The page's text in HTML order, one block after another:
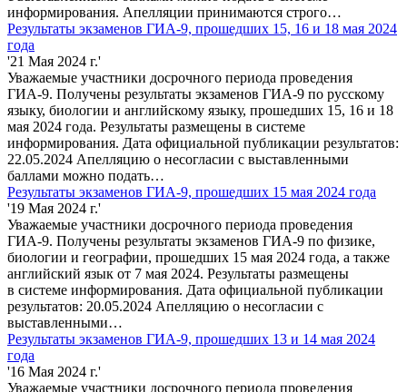
информирования. Апелляции принимаются строго…
Результаты экзаменов ГИА-9, прошедших 15, 16 и 18 мая 2024
года
'21 Мая 2024 г.'
Уважаемые участники досрочного периода проведения
ГИА-9. Получены результаты экзаменов ГИА-9 по русскому
языку, биологии и английскому языку, прошедших 15, 16 и 18
мая 2024 года. Результаты размещены в системе
информирования. Дата официальной публикации результатов:
22.05.2024 Апелляцию о несогласии с выставленными
баллами можно подать…
Результаты экзаменов ГИА-9, прошедших 15 мая 2024 года
'19 Мая 2024 г.'
Уважаемые участники досрочного периода проведения
ГИА-9. Получены результаты экзаменов ГИА-9 по физике,
биологии и географии, прошедших 15 мая 2024 года, а также
английский язык от 7 мая 2024. Результаты размещены
в системе информирования. Дата официальной публикации
результатов: 20.05.2024 Апелляцию о несогласии с
выставленными…
Результаты экзаменов ГИА-9, прошедших 13 и 14 мая 2024
года
'16 Мая 2024 г.'
Уважаемые участники досрочного периода проведения